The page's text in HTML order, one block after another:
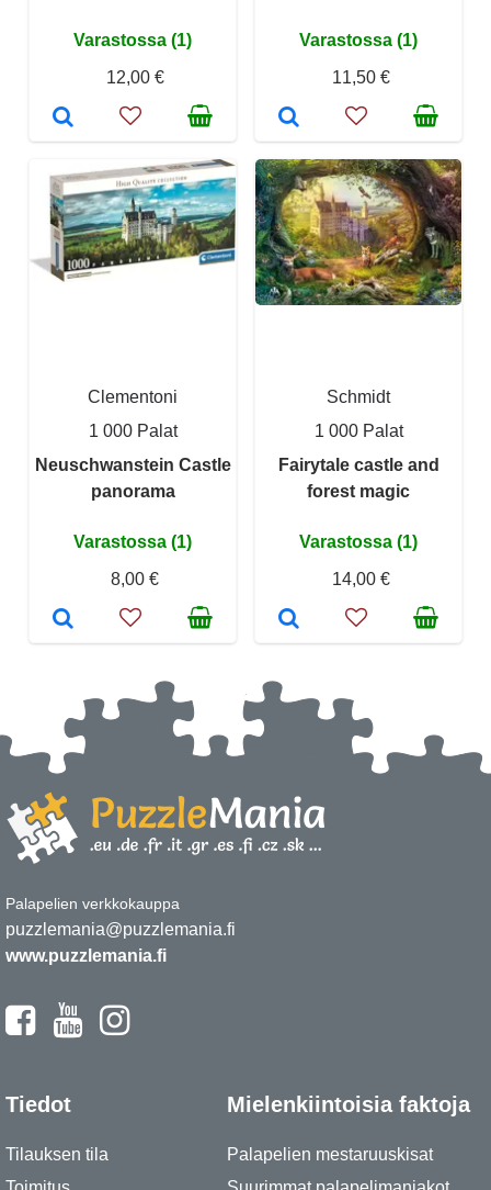
Varastossa (1)
12,00 €
Varastossa (1)
11,50 €
Clementoni
1 000 Palat
Neuschwanstein Castle
panorama
Varastossa (1)
8,00 €
Schmidt
1 000 Palat
Fairytale castle and
forest magic
Varastossa (1)
14,00 €
Palapelien verkkokauppa
puzzlemania@puzzlemania.fi
www.puzzlemania.fi
Tiedot
Tilauksen tila
Mielenkiintoisia faktoja
Palapelien mestaruuskisat